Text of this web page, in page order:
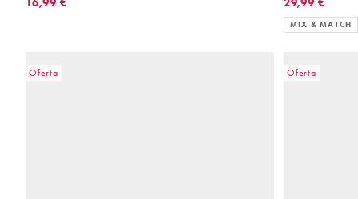
MIX & MATCH
Oferta Oferta